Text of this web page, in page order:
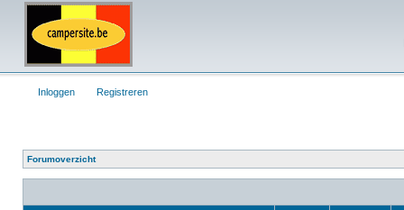
Inloggen Registreren
Forumoverzicht